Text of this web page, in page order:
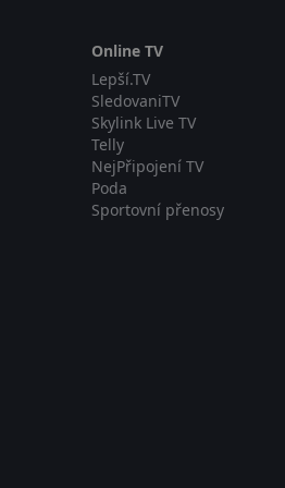
Online TV
Lepší.TV
SledovaniTV
Skylink Live TV
Telly
NejPřipojení TV
Poda
Sportovní přenosy